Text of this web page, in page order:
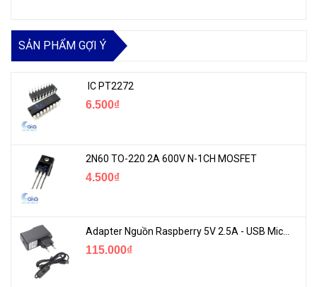
SẢN PHẨM GỢI Ý
IC PT2272
6.500₫
2N60 TO-220 2A 600V N-1CH MOSFET
4.500₫
115.000₫